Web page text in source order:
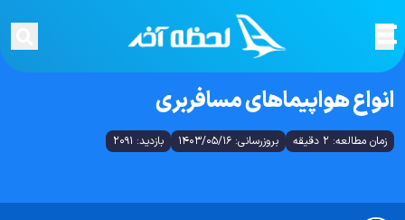
انواع هواپیماهای مسافربری
زمان مطالعه: 2 دقیقه بروزرسانی: 1403/05/16 بازدید: 2091